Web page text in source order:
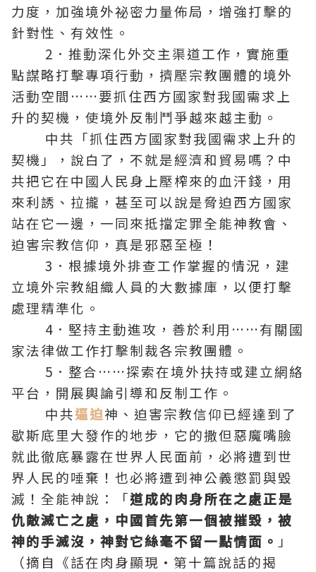
力度，加強境外祕密力量佈局，增強打擊的
針對性、有效性。
2．推動深化外交主渠道工作，實施重
點謀略打擊專項行動，擠壓宗教團體的境外
活動空間……要抓住西方國家對我國需求上
升的契機，使境外反制鬥爭越來越主動。
中共「抓住西方國家對我國需求上升的
契機」，說白了，不就是經濟和貿易嗎？中
共把它在中國人民身上壓榨來的血汗錢，用
來利誘、拉攏，甚至可以說是脅迫西方國家
站在它一邊，一同來抵擋定罪全能神教會、
迫害宗教信仰，真是邪惡至極！
3．根據境外排查工作掌握的情況，建
立境外宗教組織人員的大數據庫，以便打擊
處理精準化。
4．堅持主動進攻，善於利用……有關國
家法律做工作打擊制裁各宗教團體。
5．整合……探索在境外扶持或建立網絡
平台，開展輿論引導和反制工作。
中共逼迫神、迫害宗教信仰已經達到了
歇斯底里大發作的地步，它的撒但惡魔嘴臉
就此徹底暴露在世界人民面前，必將遭到世
界人民的唾棄！也必將遭到神公義懲罰與毀
滅！全能神說：「道成的肉身所在之處正是
仇敵滅亡之處，中國首先第一個被摧毀，被
神的手滅沒，神對它絲毫不留一點情面。 」
（摘自《話在肉身顯現·第十篇說話的揭